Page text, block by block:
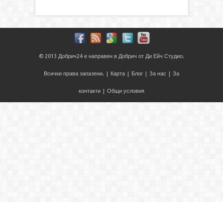
© 2013 Добрич24 е направен в Добрич от Ди Ейч Студио.
Всички права запазени. | Карта Блог За нас За
контакти Общи условия